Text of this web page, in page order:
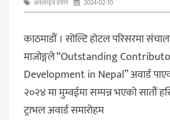
अनलाइन दर्पण 2024-02-10
काठमाडौं । सोल्टि होटल परिसरमा
माजोङ्गले “Outstanding
Development in Nepal” अवार्ड
२०२४ मा मुम्वईमा सम्पन्न भएको सातौं
ट्राभल अवार्ड समारोहम